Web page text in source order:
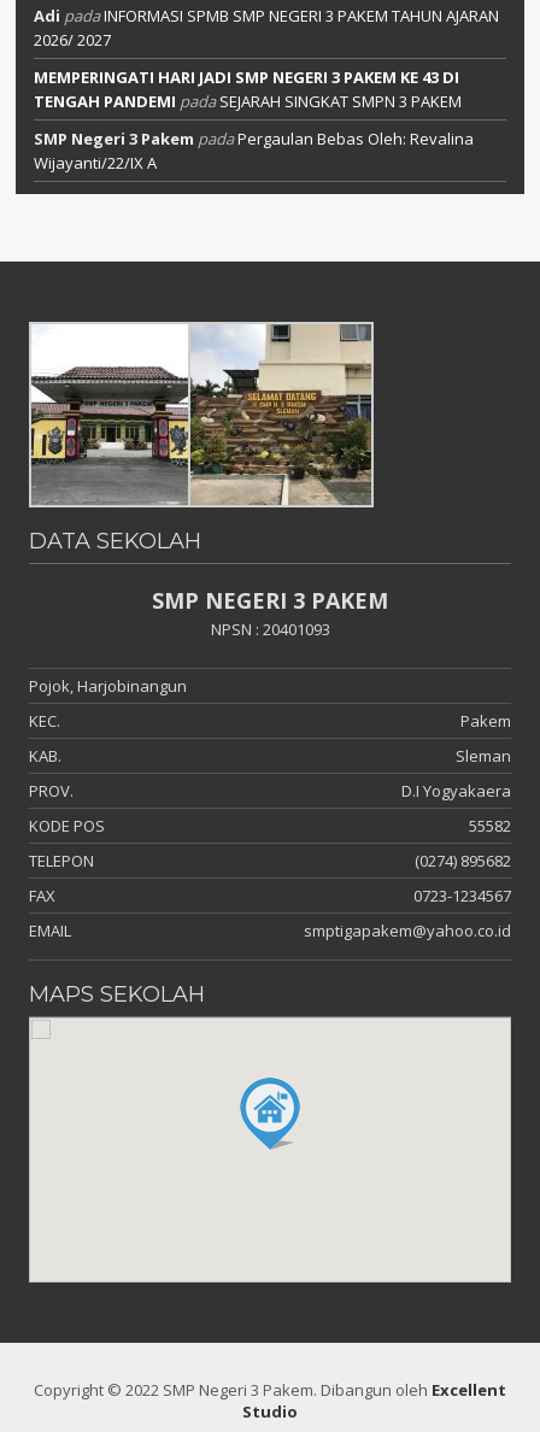
Adi padaINFORMASI SPMB SMP NEGERI 3 PAKEM TAHUN AJARAN
2026/ 2027
MEMPERINGATI HARI JADI SMP NEGERI 3 PAKEM KE 43 DI
TENGAH PANDEMI padaSEJARAH SINGKAT SMPN 3 PAKEM
SMP Negeri 3 Pakem padaPergaulan Bebas Oleh: Revalina
Wijayanti/22/IX A
DATA SEKOLAH
SMP NEGERI 3 PAKEM
NPSN : 20401093
Pojok, Harjobinangun
KEC.
Pakem
KAB.
Sleman
PROV.
D.I Yogyakaera
KODE POS
55582
TELEPON
(0274) 895682
FAX
0723-1234567
EMAIL
smptigapakem@yahoo.co.id
MAPS SEKOLAH
Copyright © 2022 SMP Negeri 3 Pakem. Dibangun oleh Excellent
Studio